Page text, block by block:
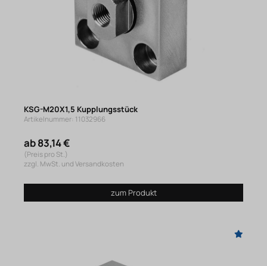
KSG-M20X1,5 Kupplungsstück
Artikelnummer: 11032966
ab 83,14 €
(Preis pro St.)
zzgl. MwSt. und Versandkosten
zum Produkt